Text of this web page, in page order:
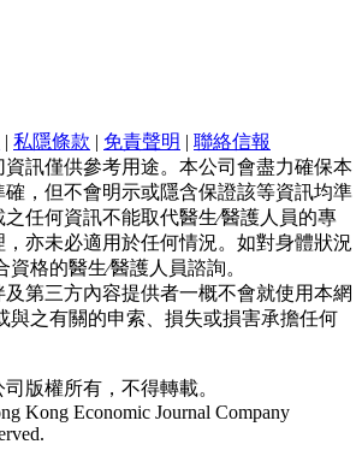
| 私隱條款 | 免責聲明 | 聯絡信報
訊僅供參考用途。本公司會盡力確保本
，但不會明示或隱含保證該等資訊均準
任何資訊不能取代醫生∕醫護人員的專
亦未必適用於任何情況。如對身體狀況
格的醫生∕醫護人員諮詢。
第三方內容提供者一概不會就使用本網
與之有關的申索、損失或損害承擔任何
版權所有，不得轉載。
Kong Economic Journal Company